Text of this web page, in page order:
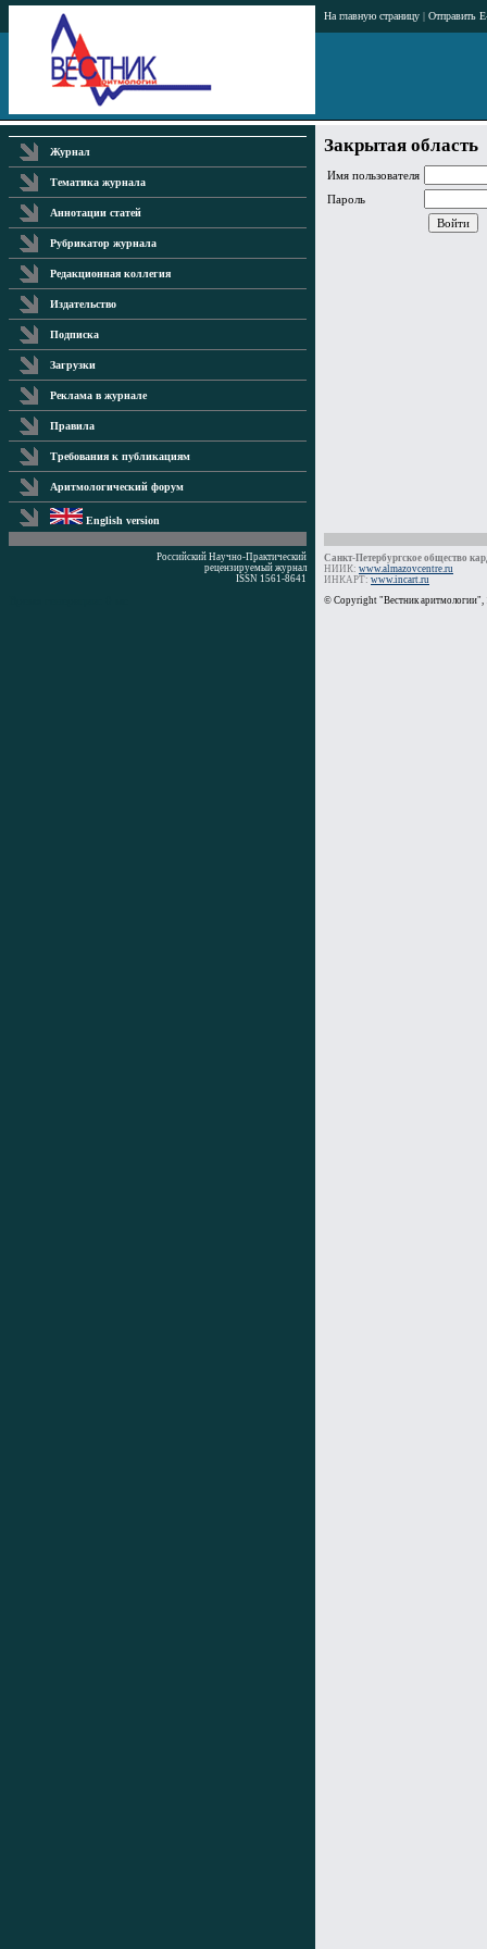
На главную страницу | Отправить
Журнал
Тематика журнала
Аннотации статей
Рубрикатор журнала
Редакционная коллегия
Издательство
Подписка
Загрузки
Реклама в журнале
Правила
Требования к публикациям
Аритмологический форум
English version
Закрытая область
Имя пользователя
Пароль
Российский Научно-Практический
рецензируемый журнал
ISSN 1561-8641
Санкт-Петербургское общество
НИИК: www.almazovcentre.ru
ИНКАРТ: www.incart.ru
© Copyright "Вестник аритмологии",